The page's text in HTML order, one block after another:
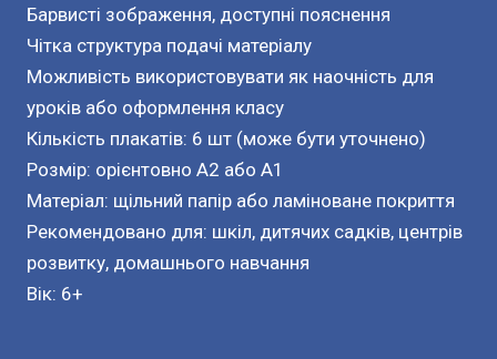
Барвисті зображення, доступні пояснення
Чітка структура подачі матеріалу
Можливість використовувати як наочність для
уроків або оформлення класу
Кількість плакатів: 6 шт (може бути уточнено)
Розмір: орієнтовно A2 або A1
Матеріал: щільний папір або ламіноване покриття
Рекомендовано для: шкіл, дитячих садків, центрів
розвитку, домашнього навчання
Вік: 6+